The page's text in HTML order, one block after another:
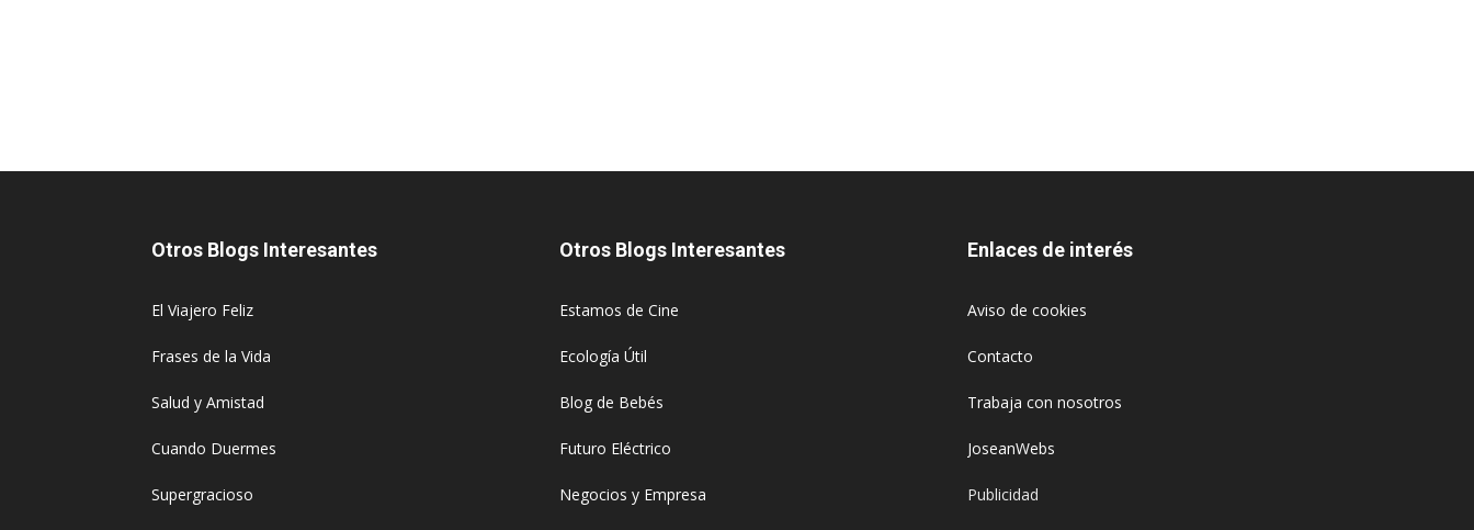
Otros Blogs Interesantes
El Viajero Feliz
Frases de la Vida
Salud y Amistad
Cuando Duermes
Supergracioso
Otros Blogs Interesantes
Estamos de Cine
Ecología Útil
Blog de Bebés
Futuro Eléctrico
Negocios y Empresa
Enlaces de interés
Aviso de cookies
Contacto
Trabaja con nosotros
JoseanWebs
Publicidad